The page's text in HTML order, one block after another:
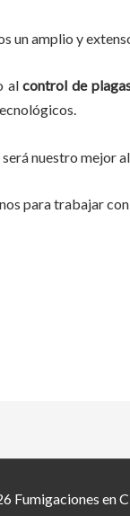
un amplio y
alcontrol de
nuestro mejor
para trabajar
Fumigaciones en